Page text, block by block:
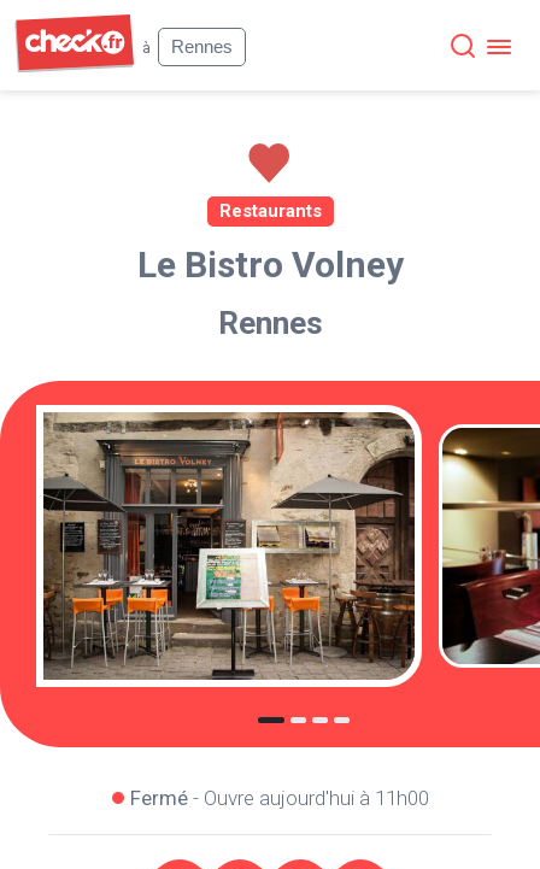
à
Rennes
Restaurants
Le Bistro Volney
Rennes
Fermé- Ouvre aujourd'hui à 11h00